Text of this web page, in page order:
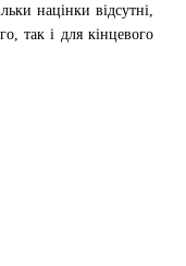
націнки відсутні,
так і для кінцевого